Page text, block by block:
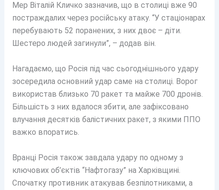
Мер Віталій Кличко зазначив, що в столиці вже 90
постраждалих через російську атаку. “У стаціонарах
перебувають 52 поранених, з них двоє – діти.
Шестеро людей загинули”, – додав він.
Нагадаємо, що Росія під час сьогоднішнього удару
зосередила основний удар саме на столиці. Ворог
використав близько 70 ракет та майже 700 дронів.
Більшість з них вдалося збити, але зафіксовано
влучання десятків балістичних ракет, з якими ППО
важко впоратись.
Вранці Росія також завдала удару по одному з
ключових об’єктів “Нафтогазу” на Харківщині.
Спочатку противник атакував безпілотниками, а